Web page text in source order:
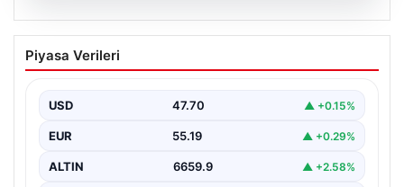
06.08.2026
Hatay’da sır olay. Göğsünden vurulmuş
halde bulundu, telefonundan olay anının
{"title": "Hatay’da Gizemli Olay: Göğsünden Yaralanan
Piyasa Verileri
USD 47.70 ▲ +0.15%
EUR 55.19 ▲ +0.29%
ALTIN 6659.9 ▲ +2.58%